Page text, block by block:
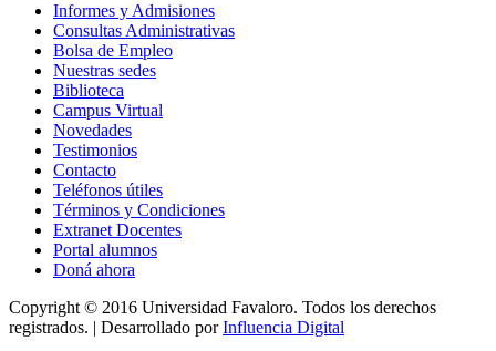
Informes y Admisiones
Consultas Administrativas
Bolsa de Empleo
Nuestras sedes
Biblioteca
Campus Virtual
Novedades
Testimonios
Contacto
Teléfonos útiles
Términos y Condiciones
Extranet Docentes
Portal alumnos
Doná ahora
Copyright © 2016 Universidad Favaloro. Todos los derechos
registrados. | Desarrollado porInfluencia Digital